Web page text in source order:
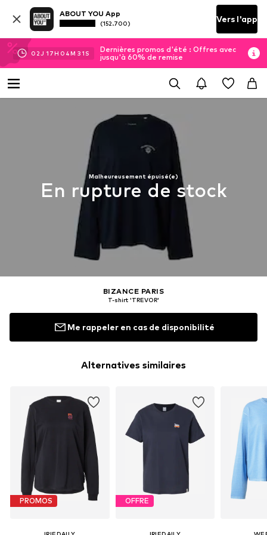
ABOUT YOU App
(152.700) Vers l'app
02J 17H 04M 31 S
Dernières promos d'été : Offres avec
jusqu'à 60% de remise
Malheureusement épuisé(e)
En rupture de stock
BIZANCE PARIS
T-shirt 'TREVOR'
Me rappeler en cas de disponibilité
Alternatives similaires
PROMOS OFFRE